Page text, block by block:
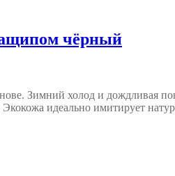
чёрный
Зимний холод и дождливая
Экокожа идеально имитирует